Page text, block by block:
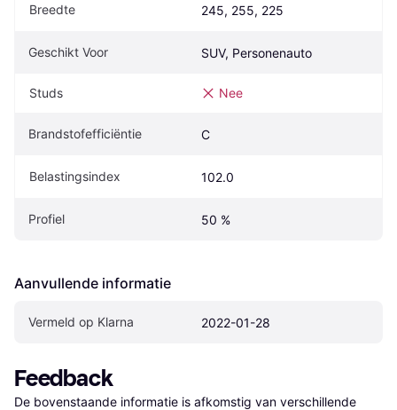
Breedte 245, 255, 225
Geschikt Voor SUV, Personenauto
Studs Nee
Brandstofefficiëntie C
Belastingsindex 102.0
Profiel 50 %
Aanvullende informatie
Vermeld op Klarna 2022-01-28
Feedback
De bovenstaande informatie is afkomstig van verschillende